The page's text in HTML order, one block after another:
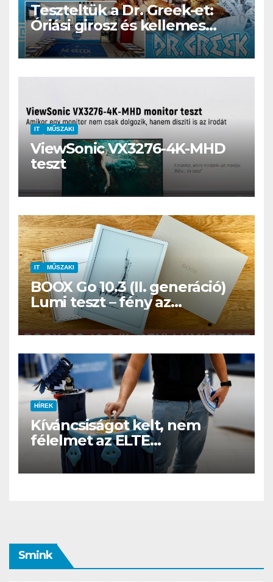
Teszteltük a Dr. Greek-et:
Óriási girosz és kellemes
kerthelyiség Csepel szívében
IT MŰSZAKI
ViewSonic VX3276-4K-MHD
teszt
IT MŰSZAKI
BOOX Go 10.3 (II. generáció)
Lumi teszt – fény az
éjszakában, fél könyvtár a
családi csomagban
HÍREK
Kíváncsiságot kelt, nem
félelmet az ELTE
etológusainak felszolgáló
robotja
Smink